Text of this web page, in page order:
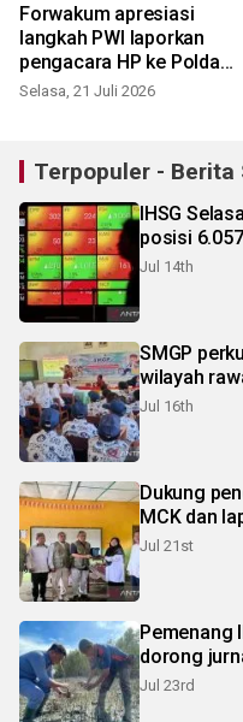
Forwakum apresiasi
langkah PWI laporkan
pengacara HP ke Polda
Metro Jaya
Selasa, 21 Juli 2026
Terpopuler - Berita
IHSG
posisi 6.057
Jul 14th
SMGP
wilayah
Jul 16th
Dukung
MCK dan
Jul 21st
Pemenang
dorong
Jul 23rd